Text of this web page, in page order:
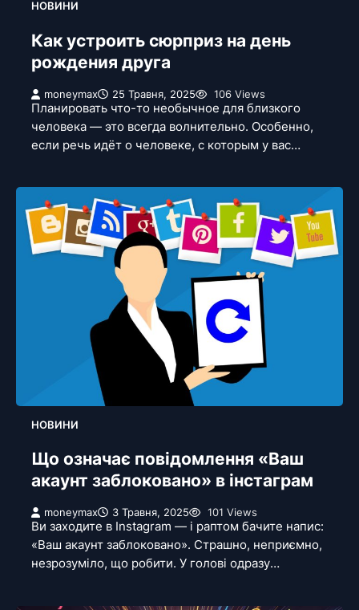
НОВИНИ
Как устроить сюрприз на день
рождения друга
moneymax 25 Травня, 2025 106 Views
Планировать что-то необычное для близкого
человека — это всегда волнительно. Особенно,
если речь идёт о человеке, с которым у вас…
НОВИНИ
Що означає повідомлення «Ваш
акаунт заблоковано» в інстаграм
moneymax 3 Травня, 2025 101 Views
Ви заходите в Instagram — і раптом бачите напис:
«Ваш акаунт заблоковано». Страшно, неприємно,
незрозуміло, що робити. У голові одразу…